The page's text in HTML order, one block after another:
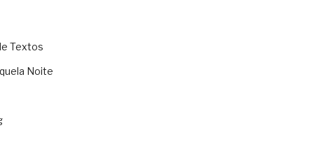
Textos
Noite